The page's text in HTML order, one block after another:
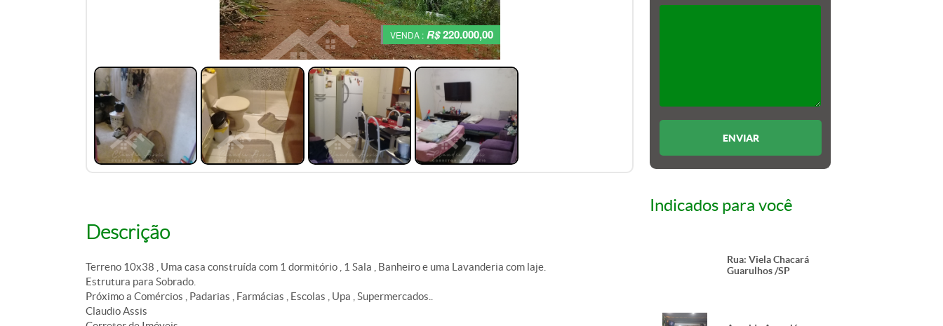
VENDA : R$220.000,00
Descrição
Terreno 10x38 , Uma casa construída com 1 dormitório , 1 Sala , Banheiro e uma Lavanderia com laje.
Estrutura para Sobrado.
Próximo a Comércios , Padarias , Farmácias , Escolas , Upa , Supermercados..
Claudio Assis
Indicados para você
Rua: Viela Chacará
Guarulhos /SP